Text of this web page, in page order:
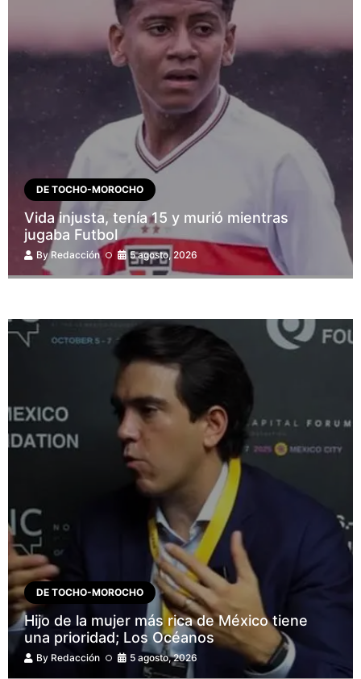
DE TOCHO-MOROCHO
Vida injusta, tenía 15 y murió mientras
jugaba Futbol
ByRedacción 5 agosto, 2026
DE TOCHO-MOROCHO
Hijo de la mujer más rica de México tiene
una prioridad; Los Océanos
By Redacción 5 agosto, 2026